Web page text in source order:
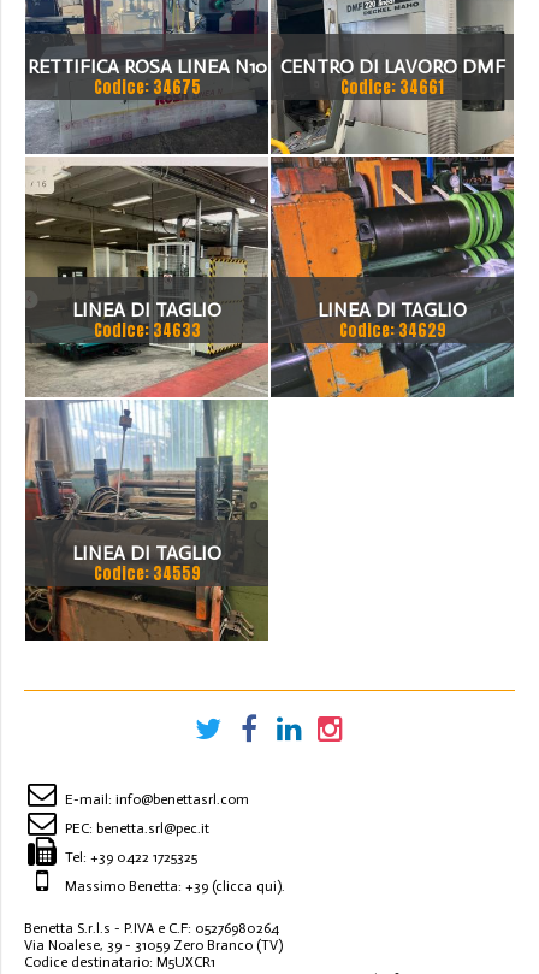
RETTIFICA ROSA LINEA N10
Codice: 34675
CENTRO DI LAVORO DMF
220 LINEAR
Codice: 34661
LINEA DI TAGLIO
COMPLETA
Codice: 34633
LINEA DI TAGLIO
LONGITUDINALE
Codice: 34629
LINEA DI TAGLIO
Codice: 34559
E-mail: info@benettasrl.com
PEC: benetta.srl@pec.it
Tel: +39 0422 1725325
Massimo Benetta: +39 (clicca qui).
Benetta S.r.l.s - P.IVA e C.F: 05276980264
Via Noalese, 39 - 31059 Zero Branco (TV)
Codice destinatario: M5UXCR1